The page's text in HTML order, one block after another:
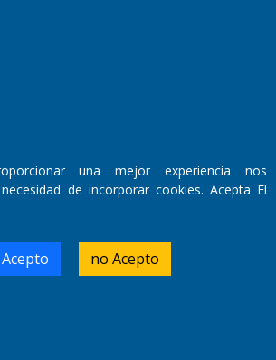
855,
una mejor experiencia nos
de incorporar cookies. Acepta El
no Acepto